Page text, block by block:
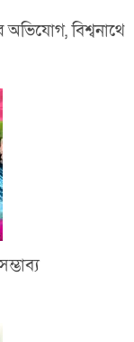
বিশ্বনাথে